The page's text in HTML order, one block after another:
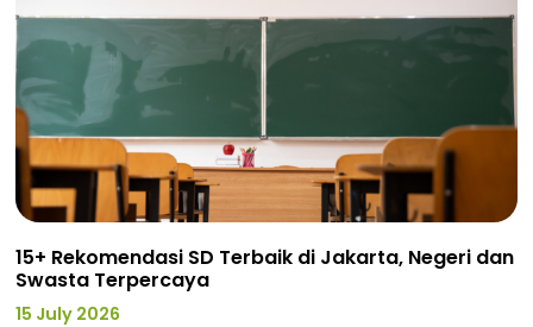
15+ Rekomendasi SD Terbaik di Jakarta, Negeri dan
Swasta Terpercaya
15 July 2026